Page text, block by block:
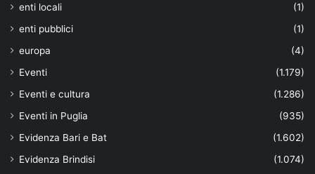
enti locali
(1)
enti pubblici
(1)
europa
(4)
Eventi
(1.179)
Eventi e cultura
(1.286)
Eventi in Puglia
(935)
Evidenza Bari e Bat
(1.602)
Evidenza Brindisi
(1.074)